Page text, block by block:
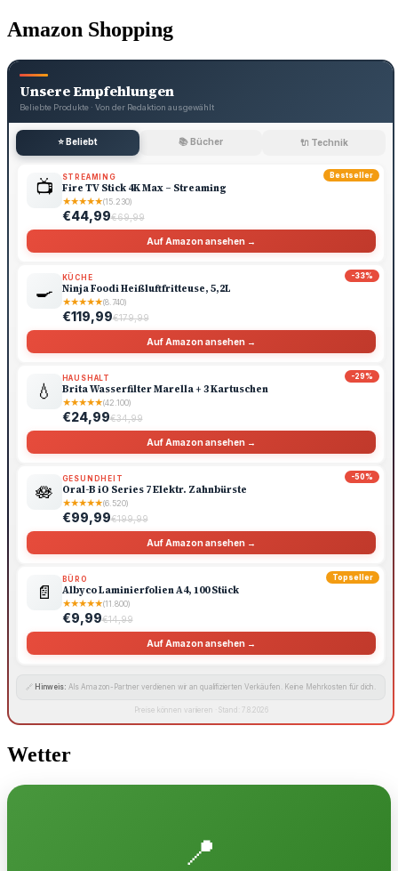
Amazon Shopping
Unsere Empfehlungen
Beliebte Produkte · Von der Redaktion ausgewählt
⭐ Beliebt 📚 Bücher 🔌 Technik
Bestseller
📺 STREAMING
Fire TV Stick 4K Max – Streaming
★★★★★(15.230)
€44,99€69,99
Auf Amazon ansehen →
-33%
🍳
KÜCHE
Ninja Foodi Heißluftfritteuse, 5,2L
★★★★★(8.740)
€119,99€179,99
Auf Amazon ansehen →
-29%
💧
HAUSHALT
Brita Wasserfilter Marella + 3 Kartuschen
★★★★★(42.100)
€24,99€34,99
Auf Amazon ansehen →
-50%
🪷
GESUNDHEIT
Oral-B iO Series 7 Elektr. Zahnbürste
★★★★★(6.520)
€99,99€199,99
Auf Amazon ansehen →
Topseller
📄
BÜRO
Albyco Laminierfolien A4, 100 Stück
★★★★★(11.800)
€9,99€14,99
Auf Amazon ansehen →
🔗 Hinweis: Als Amazon-Partner verdienen wir an qualifizierten Verkäufen. Keine Mehrkosten für dich.
Preise können variieren · Stand: 7.8.2026
Wetter
📍